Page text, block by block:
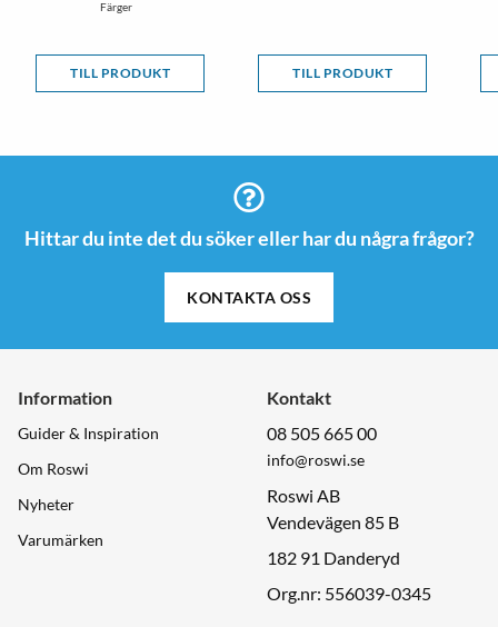
Färger
TILL PRODUKT TILL PRODUKT
Hittar du inte det du söker eller har du några frågor?
KONTAKTA OSS
Information
Guider & Inspiration
Om Roswi
Nyheter
Varumärken
Kontakt
08 505 665 00
info@roswi.se
Roswi AB
Vendevägen 85 B
182 91 Danderyd
Org.nr: 556039-0345